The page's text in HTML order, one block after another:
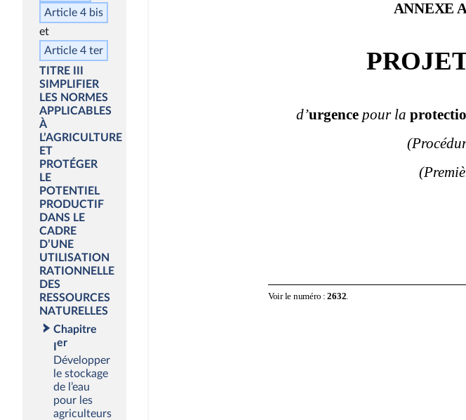
Article 4 bis
Article 4 ter
TITRE III
SIMPLIFIER
LES NORMES
APPLICABLES
À
L’AGRICULTURE
ET
PROTÉGER
LE
POTENTIEL
PRODUCTIF
DANS LE
CADRE
D’UNE
UTILISATION
RATIONNELLE
DES
RESSOURCES
NATURELLES
Chapitre
er
Développer
le stockage
de l’eau
pour les
agriculteurs